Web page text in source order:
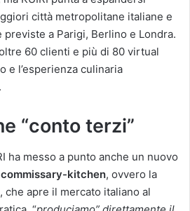
città metropolitane italiane e
previste a Parigi, Berlino e Londra.
60 clienti e più di 80 virtual
e l’esperienza culinaria
“conto terzi”
ha messo a punto anche un nuovo
commissary-kitchen, ovvero la
apre il mercato italiano al